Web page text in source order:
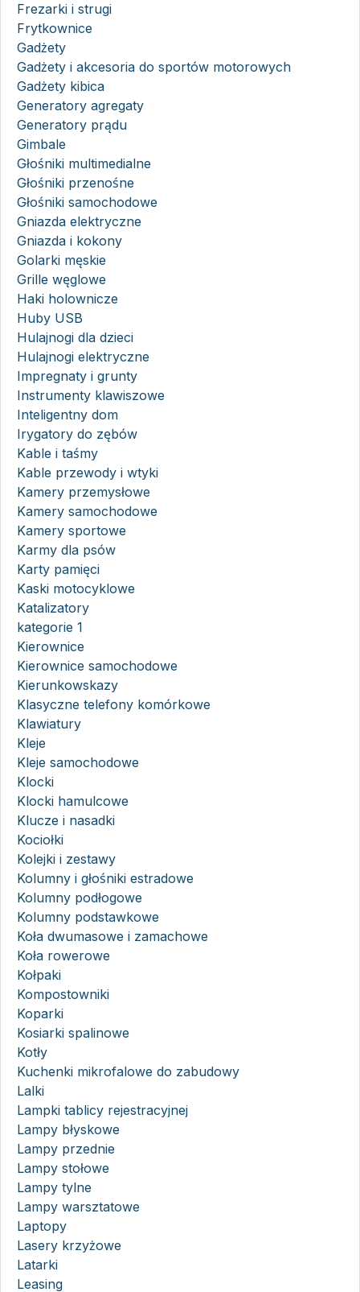
Frezarki i strugi
Frytkownice
Gadżety
Gadżety i akcesoria do sportów motorowych
Gadżety kibica
Generatory agregaty
Generatory prądu
Gimbale
Głośniki multimedialne
Głośniki przenośne
Głośniki samochodowe
Gniazda elektryczne
Gniazda i kokony
Golarki męskie
Grille węglowe
Haki holownicze
Huby USB
Hulajnogi dla dzieci
Hulajnogi elektryczne
Impregnaty i grunty
Instrumenty klawiszowe
Inteligentny dom
Irygatory do zębów
Kable i taśmy
Kable przewody i wtyki
Kamery przemysłowe
Kamery samochodowe
Kamery sportowe
Karmy dla psów
Karty pamięci
Kaski motocyklowe
Katalizatory
kategorie 1
Kierownice
Kierownice samochodowe
Kierunkowskazy
Klasyczne telefony komórkowe
Klawiatury
Kleje
Kleje samochodowe
Klocki
Klocki hamulcowe
Klucze i nasadki
Kociołki
Kolejki i zestawy
Kolumny i głośniki estradowe
Kolumny podłogowe
Kolumny podstawkowe
Koła dwumasowe i zamachowe
Koła rowerowe
Kołpaki
Kompostowniki
Koparki
Kosiarki spalinowe
Kotły
Kuchenki mikrofalowe do zabudowy
Lalki
Lampki tablicy rejestracyjnej
Lampy błyskowe
Lampy przednie
Lampy stołowe
Lampy tylne
Lampy warsztatowe
Laptopy
Lasery krzyżowe
Latarki
Leasing